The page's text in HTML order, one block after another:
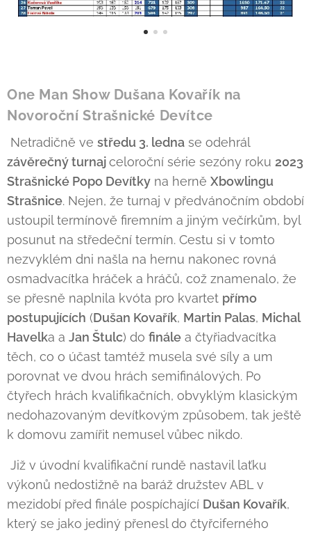
One Man Show Dušana Kovařík na
Novoroční Strašnické Devítce
Netradičně ve středu 3. ledna se odehrál
závěrečný turnajceloroční série sezóny roku 2023
Strašnické Popo Devítky na herně Xbowlingu
Strašnice. Nejen, že turnaj v předvánočním období
ustoupil termínově firemním a jiným večírkům, byl
posunut na středeční termín. Cestu si v tomto
nezvyklém dni našla na hernu nakonec rovná
osmadvacítka hráček a hráčů, což znamenalo, že
se přesně naplnila kvóta pro kvartet přímo
postupujících (Dušan Kovařík, Martin Palas, Michal
Havelka a Jan Štulc) do finále a čtyřiadvacítka
těch, co o účast tamtéž musela své síly a um
porovnat ve dvou hrách semifinálových. Po
čtyřech hrách kvalifikačních, obvyklým klasickým
nedohazovaným devítkovým způsobem, tak ještě
k domovu zamířit nemusel vůbec nikdo.
Již v úvodní kvalifikační rundě nastavil laťku
výkonů nedostižně na baráž družstev ABL v
mezidobí před finále pospíchající Dušan Kovařík,
který se jako jediný přenesl do čtyřciferného